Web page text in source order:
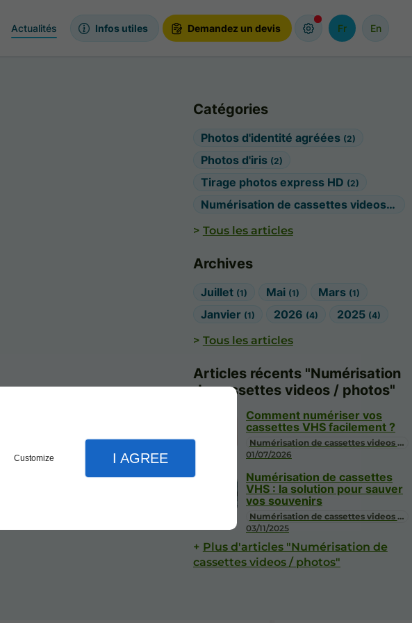
Customize I AGREE
Actualités Infos utiles Demandez un devis Fr En
Catégories
Photos d'identité agréées (2)
Photos d'iris (2)
Tirage photos express HD (2)
Numérisation de cassettes videos / photos
Tous les articles
Archives
Juillet (1) Mai (1) Mars (1)
Janvier (1) 2026 (4) 2025 (4)
Tous les articles
Articles récents "Numérisation
de cassettes videos / photos"
Numérisation de cassettes videos / photos
01/07/2026
Comment numériser vos
cassettes VHS facilement ?
Numérisation de cassettes videos / photos
03/11/2025
Numérisation de cassettes
VHS : la solution pour sauver
vos souvenirs
Plus d'articles "Numérisation de
cassettes videos / photos"